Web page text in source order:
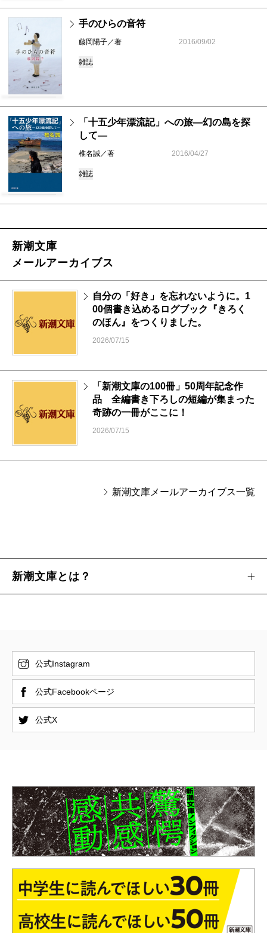
手のひらの音符
藤岡陽子／著 2016/09/02
雑誌
「十五少年漂流記」への旅―幻の島を探
して―
椎名誠／著 2016/04/27
雑誌
新潮文庫
メールアーカイブス
自分の「好き」を忘れないように。1
00個書き込めるログブック『きろく
のほん』をつくりました。
2026/07/15
「新潮文庫の100冊」50周年記念作
品 全編書き下ろしの短編が集まった
奇跡の一冊がここに！
2026/07/15
新潮文庫メールアーカイブス一覧
新潮文庫とは？
公式Instagram
公式Facebookページ
公式X